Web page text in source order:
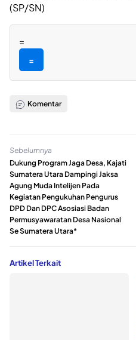
(SP/SN)
=
=
Komentar
Sebelumnya
Dukung Program Jaga Desa, Kajati
Sumatera Utara Dampingi Jaksa
Agung Muda Intelijen Pada
Kegiatan Pengukuhan Pengurus
DPD Dan DPC Asosiasi Badan
Permusyawaratan Desa Nasional
Se Sumatera Utara*
Artikel Terkait